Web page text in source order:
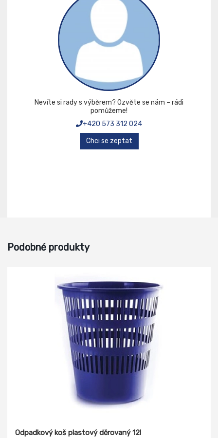
Nevíte si rady s výběrem? Ozvěte se nám – rádi
pomůžeme!
+420 573 312 024
Chci se zeptat
Podobné produkty
Odpadkový koš plastový děrovaný 12l